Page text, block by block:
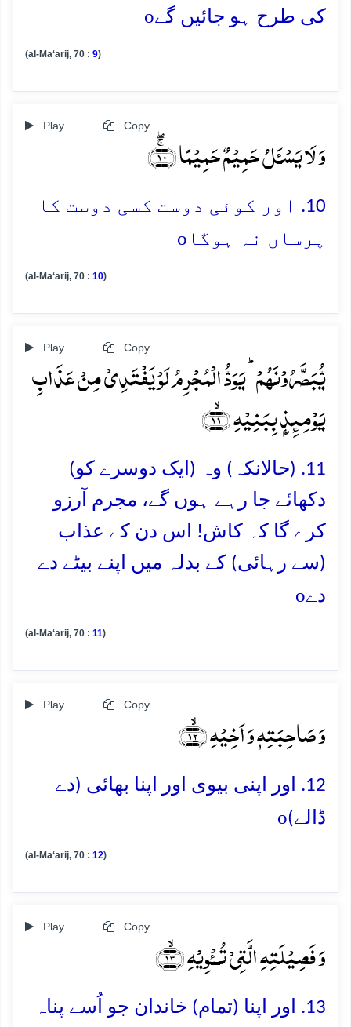
کی طرح ہو جائیں گےo
(al-Ma‘arij, 70 : 9)
Play Copy
وَ لَا یَسۡـَٔلُ حَمِیۡمٌ حَمِیۡمًا ﴿ۚۖ۱۰﴾
10. اور کوئی دوست کسی دوست کا
پرساں نہ ہوگا o
(al-Ma‘arij, 70 : 10)
Play Copy
یُّبَصَّرُوۡنَہُمۡ ؕ یَوَدُّ الۡمُجۡرِمُ لَوۡ یَفۡتَدِیۡ مِنۡ عَذَابِ
یَوۡمِئِذٍۭ بِبَنِیۡہِ ﴿ۙ۱۱﴾
11. (حالانکہ) وہ (ایک دوسرے کو)
دکھائے جا رہے ہوں گے، مجرم آرزو
کرے گا کہ کاش! اس دن کے عذاب
(سے رہائی) کے بدلہ میں اپنے بیٹے دے
دےo
(al-Ma‘arij, 70 : 11)
Play Copy
وَ صَاحِبَتِہٖ وَ اَخِیۡہِ ﴿ۙ۱۲﴾
12. اور اپنی بیوی اور اپنا بھائی (دے
ڈالے)o
(al-Ma‘arij, 70 : 12)
Play Copy
وَ فَصِیۡلَتِہِ الَّتِیۡ تُــٔۡوِیۡہِ ﴿ۙ۱۳﴾
13. اور اپنا (تمام) خاندان جو اُسے پناہ